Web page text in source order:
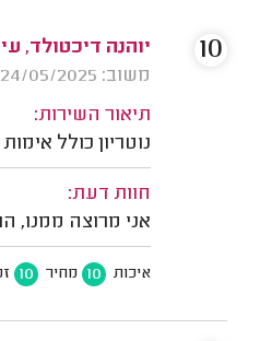
יוהנה דיכטולד,
משוב: 24/05/2025
תיאור השירות:
נוטריון כולל
חוות דעת:
אני מרוצה ממנו,
איכות 10 מחיר 10
10